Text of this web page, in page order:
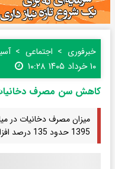
خبرفوری اجتماعی
۱۰ خرداد ۱۴۰۵ ۱۰:۲۸
کاهش سن مصرف دخانیات
1395 حدود 135 درصد افزایش یافته است.